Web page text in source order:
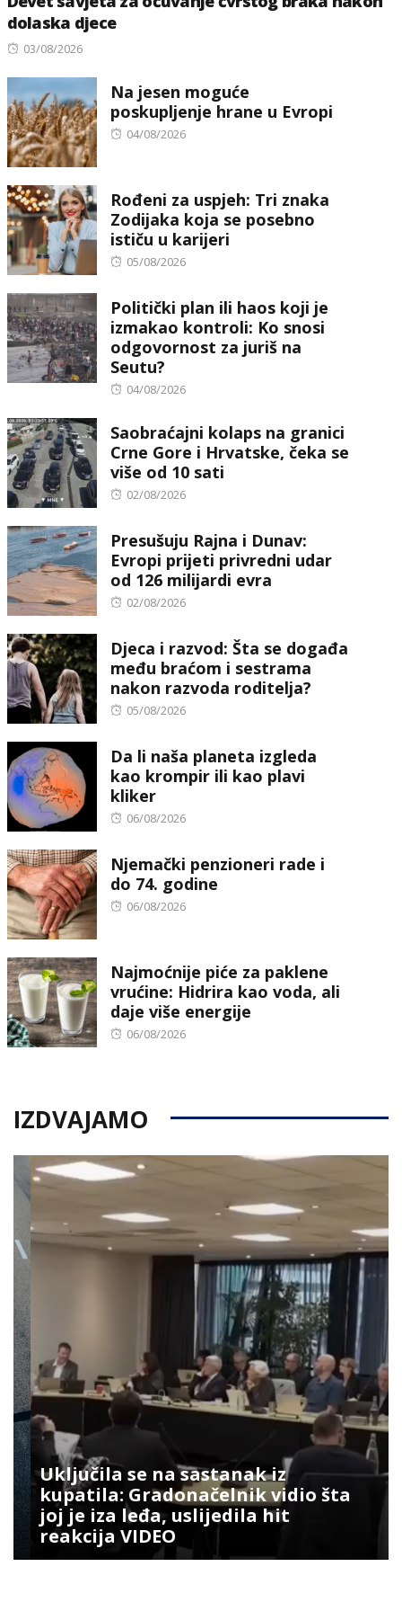
dolaska djece
Posted
03/08/2026
Na jesen moguće
poskupljenje hrane u Evropi
Posted
04/08/2026
Rođeni za uspjeh: Tri znaka
Zodijaka koja se posebno
ističu u karijeri
Posted
05/08/2026
Politički plan ili haos koji je
izmakao kontroli: Ko snosi
odgovornost za juriš na
Seutu?
Posted
04/08/2026
Saobraćajni kolaps na granici
Crne Gore i Hrvatske, čeka se
više od 10 sati
Posted
02/08/2026
Presušuju Rajna i Dunav:
Evropi prijeti privredni udar
od 126 milijardi evra
Posted
02/08/2026
Djeca i razvod: Šta se događa
među braćom i sestrama
nakon razvoda roditelja?
Posted
05/08/2026
Da li naša planeta izgleda
kao krompir ili kao plavi
kliker
Posted
06/08/2026
Njemački penzioneri rade i
do 74. godine
Posted
06/08/2026
Najmoćnije piće za paklene
vrućine: Hidrira kao voda, ali
daje više energije
Posted
06/08/2026
IZDVAJAMO
Uključila se na sastanak iz
kupatila: Gradonačelnik vidio šta
joj je iza leđa, uslijedila hit
reakcija VIDEO